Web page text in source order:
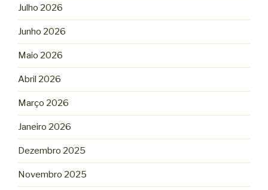
Julho 2026
Junho 2026
Maio 2026
Abril 2026
Março 2026
Janeiro 2026
Dezembro 2025
Novembro 2025